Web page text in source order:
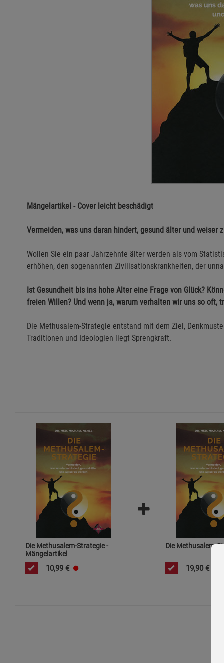
Mängelartikel - Cover leicht beschädigt
Vermeiden, was uns daran hindert, gesund älter und weiser
Wollen Sie ein paar Jahrzehnte älter werden als vom
erhöhen, den sogenannten Zivilisationskrankheiten, der
Ist Gesundheit bis ins hohe Alter eine Frage von Glück?
freien Willen? Und wenn ja, warum verhalten wir uns so oft,
Die Methusalem-Strategie entstand mit dem Ziel,
Traditionen und Ideologien liegt Sprengkraft.
Die Methusalem-Strategie -
Mängelartikel
10,99 €
Die Methusalem-
19,90 €